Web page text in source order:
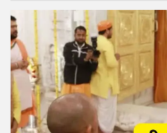
ce
b
o
o
k
at
s
A
p
p